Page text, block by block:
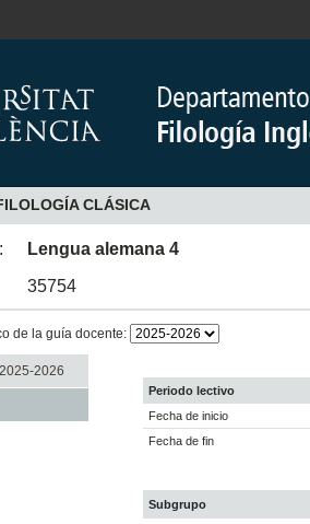
CLÁSICA
Lengua alemana 4
35754
de la guía docente:
2026
Periodo lectivo
Fecha de inicio
Fecha de fin
Subgrupo